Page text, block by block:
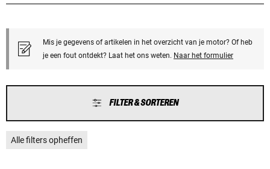
Mis je gegevens of artikelen in het overzicht van je motor? Of heb
je een fout ontdekt? Laat het ons weten. Naar het formulier
FILTER & SORTEREN
Alle filters opheffen